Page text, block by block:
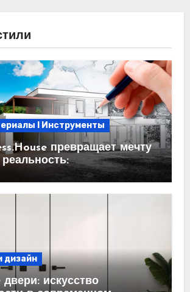
l Инструменты
превращает мечту
под ключ
дизайн
искусство